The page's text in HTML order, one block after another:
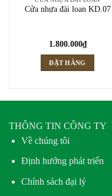
Cửa nhựa đài loan KD.07
1.800.000₫
ĐẶT HÀNG
THÔNG TIN CÔNG TY
Về chúng tôi
Định hướng phát triển
Chính sách đại lý